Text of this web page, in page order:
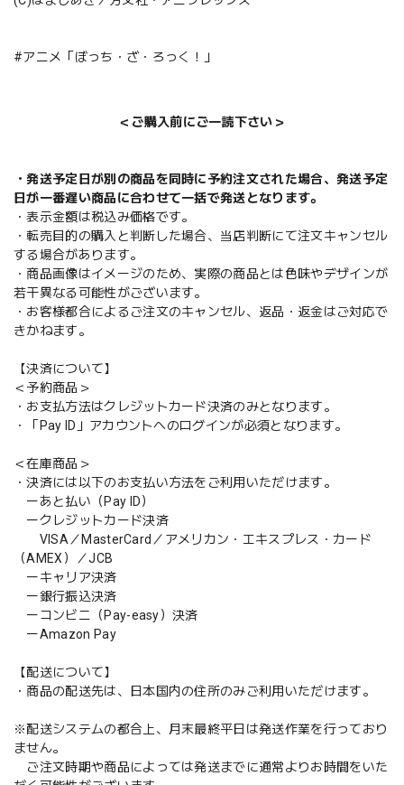
#アニメ「ぼっち・ざ・ろっく！」
＜ご購入前にご一読下さい＞
・発送予定日が別の商品を同時に予約注文された場合、発送予定
日が一番遅い商品に合わせて一括で発送となります。
・表示金額は税込み価格です。
・転売目的の購入と判断した場合、当店判断にて注文キャンセル
する場合があります。
・商品画像はイメージのため、実際の商品とは色味やデザインが
若干異なる可能性がございます。
・お客様都合によるご注文のキャンセル、返品・返金はご対応で
きかねます。
【決済について】
＜予約商品＞
・お支払方法はクレジットカード決済のみとなります。
・「Pay ID」アカウントへのログインが必須となります。
＜在庫商品＞
・決済には以下のお支払い方法をご利用いただけます。
ーあと払い（Pay ID）
ークレジットカード決済
VISA／MasterCard／アメリカン・エキスプレス・カード
（AMEX）／JCB
ーキャリア決済
ー銀行振込決済
ーコンビニ（Pay-easy）決済
ーAmazon Pay
【配送について】
・商品の配送先は、日本国内の住所のみご利用いただけます。
※配送システムの都合上、月末最終平日は発送作業を行っており
ません。
ご注文時期や商品によっては発送までに通常よりお時間をいた